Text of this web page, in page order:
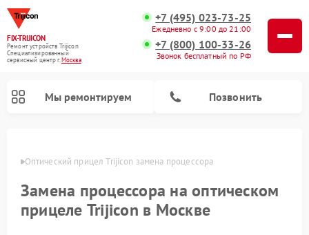
FIX-TRIJICON
Ремонт устройств Trijicon
Специализированный
cервисный центр г.Москва
+7 (495) 023-73-25
Ежедневно с 9:00 до 21:00
+7 (800) 100-33-26
Звонок бесплатный по РФ
Мы ремонтируем Позвонить
Оптический прицел Trijicon замена процессора
Замена процессора на оптическом
прицеле Trijicon в Москве